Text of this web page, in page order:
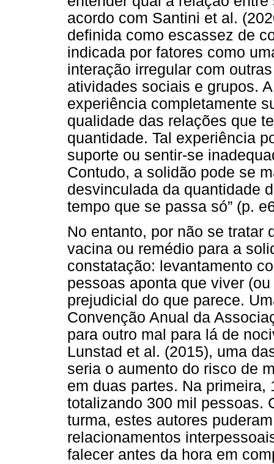
acordo com Santini et al.
definida como escassez de
indicada por fatores como
interação irregular com
atividades sociais e grupos.
experiência completamente
qualidade das relações que
quantidade. Tal experiência
suporte ou sentir-se
Contudo, a solidão pode se
desvinculada da quantidade
tempo que se passa só” (p.
No entanto, por não se tratar
vacina ou remédio para a
constatação: levantamento
pessoas aponta que viver
prejudicial do que parece.
Convenção Anual da
para outro mal para lá de
Lunstad et al. (2015), uma
seria o aumento do risco de
em duas partes. Na
totalizando 300 mil pessoas.
turma, estes autores
relacionamentos
falecer antes da hora em